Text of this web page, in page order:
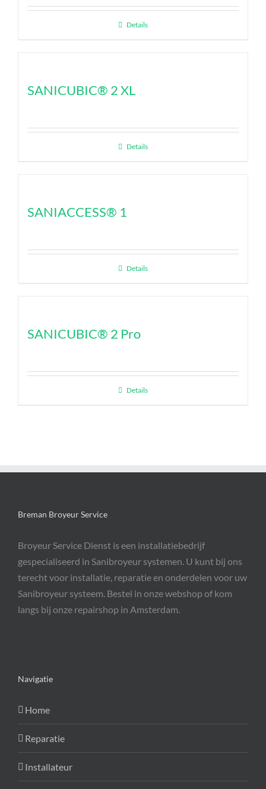
Details
SANICUBIC® 2 XL
Details
SANIACCESS® 1
Details
SANICUBIC® 2 Pro
Details
Breman Broyeur Service
Broyeur Service Dienst is een installatiebedrijf
gespecialiseerd in Sanibroyeur systemen. U kunt bij ons
terecht voor installatie, reparatie en onderdelen voor uw
Sanibroyeur systeem. Bestel in onze webshop of kom
langs bij onze repairshop in Amsterdam.
Navigatie
Home
Reparatie
Installateur